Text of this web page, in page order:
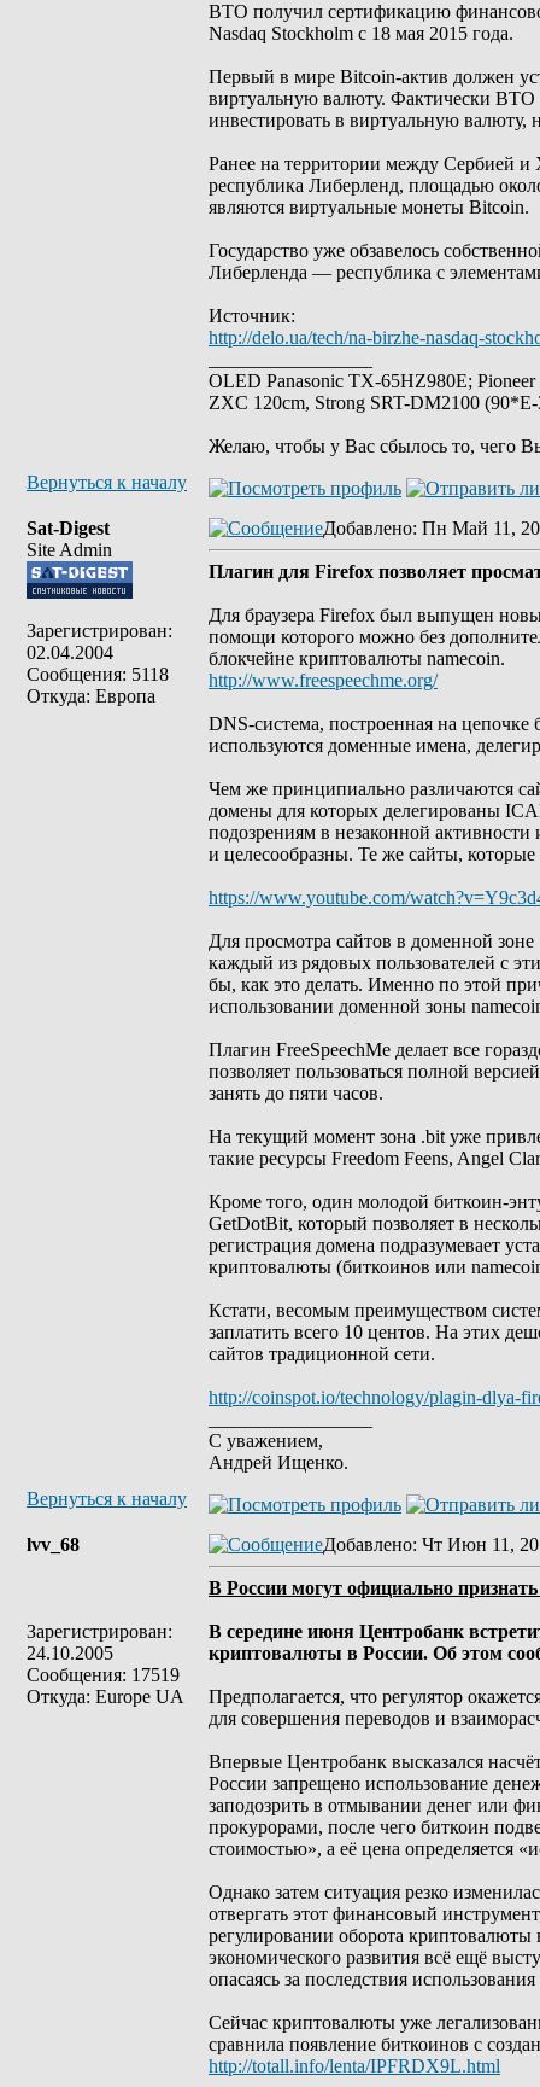
BTO получил сертификацию
Nasdaq Stockholm с 18 мая 2015 года.
Первый в мире Bitcoin-актив должен
виртуальную валюту. Фактически
инвестировать в виртуальную валюту,
Ранее на территории между Сербией и
республика Либерленд, площадью
являются виртуальные монеты Bitcoin.
Государство уже обзавелось
Либерленда — республика с
Источник:
http://delo.ua/tech/na-birzhe-nasdaq-
OLED Panasonic TX-65HZ980E;
ZXC 120cm, Strong SRT-DM2100
Желаю, чтобы у Вас сбылось то, чего
Вернуться к началу
Sat-Digest
Site Admin
Зарегистрирован:
02.04.2004
Сообщения: 5118
Откуда: Европа
Добавлено: Пн Май 11,
Плагин для Firefox позволяет
Для браузера Firefox был выпущен
помощи которого можно без
блокчейне криптовалюты namecoin.
http://www.freespeechme.org/
DNS-система, построенная на цепочке
используются доменные имена,
Чем же принципиально различаются
домены для которых делегированы
подозрениям в незаконной
и целесообразны. Те же сайты,
https://www.youtube.com/
Для просмотра сайтов в доменной
каждый из рядовых пользователей с
бы, как это делать. Именно по этой
использовании доменной зоны
Плагин FreeSpeechMe делает все
позволяет пользоваться полной
занять до пяти часов.
На текущий момент зона .bit уже
такие ресурсы Freedom Feens, Angel
Кроме того, один молодой биткоин-
GetDotBit, который позволяет в
регистрация домена подразумевает
криптовалюты (биткоинов или
Кстати, весомым преимуществом
заплатить всего 10 центов. На этих
сайтов традиционной сети.
http://coinspot.io/technology/plagin-dlya-
С уважением,
Андрей Ищенко.
Вернуться к началу
lvv_68
Зарегистрирован:
24.10.2005
Сообщения: 17519
Откуда: Europe UA
Добавлено: Чт Июн 11,
В России могут официально
В середине июня Центробанк
криптовалюты в России. Об этом
Предполагается, что регулятор
для совершения переводов и
Впервые Центробанк высказался
России запрещено использование
заподозрить в отмывании денег или
прокурорами, после чего биткоин
стоимостью», а её цена определяется
Однако затем ситуация резко
отвергать этот финансовый
регулировании оборота
экономического развития всё ещё
опасаясь за последствия
Сейчас криптовалюты уже
сравнила появление биткоинов с
http://totall.info/lenta/IPFRDX9L.html